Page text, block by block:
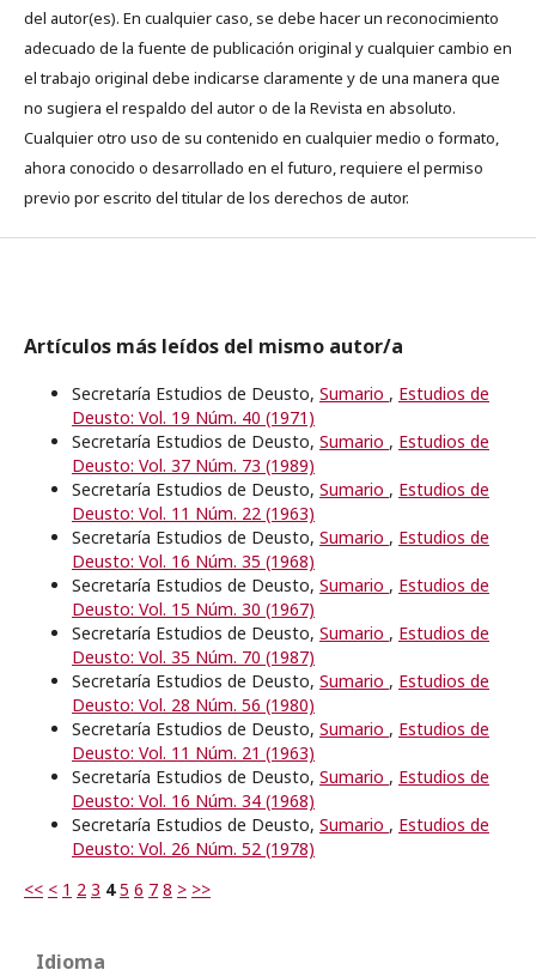
del autor(es). En cualquier caso, se debe hacer un reconocimiento
adecuado de la fuente de publicación original y cualquier cambio en
el trabajo original debe indicarse claramente y de una manera que
no sugiera el respaldo del autor o de la Revista en absoluto.
Cualquier otro uso de su contenido en cualquier medio o formato,
ahora conocido o desarrollado en el futuro, requiere el permiso
previo por escrito del titular de los derechos de autor.
Artículos más leídos del mismo autor/a
Secretaría Estudios de Deusto, Sumario , Estudios de
Deusto: Vol. 19 Núm. 40 (1971)
Secretaría Estudios de Deusto, Sumario , Estudios de
Deusto: Vol. 37 Núm. 73 (1989)
Secretaría Estudios de Deusto, Sumario , Estudios de
Deusto: Vol. 11 Núm. 22 (1963)
Secretaría Estudios de Deusto, Sumario , Estudios de
Deusto: Vol. 16 Núm. 35 (1968)
Secretaría Estudios de Deusto, Sumario , Estudios de
Deusto: Vol. 15 Núm. 30 (1967)
Secretaría Estudios de Deusto, Sumario , Estudios de
Deusto: Vol. 35 Núm. 70 (1987)
Secretaría Estudios de Deusto, Sumario , Estudios de
Deusto: Vol. 28 Núm. 56 (1980)
Secretaría Estudios de Deusto, Sumario , Estudios de
Deusto: Vol. 11 Núm. 21 (1963)
Secretaría Estudios de Deusto, Sumario , Estudios de
Deusto: Vol. 16 Núm. 34 (1968)
Secretaría Estudios de Deusto, Sumario , Estudios de
Deusto: Vol. 26 Núm. 52 (1978)
<< < 1 2 3 4 5 6 7 8 > >>
Idioma